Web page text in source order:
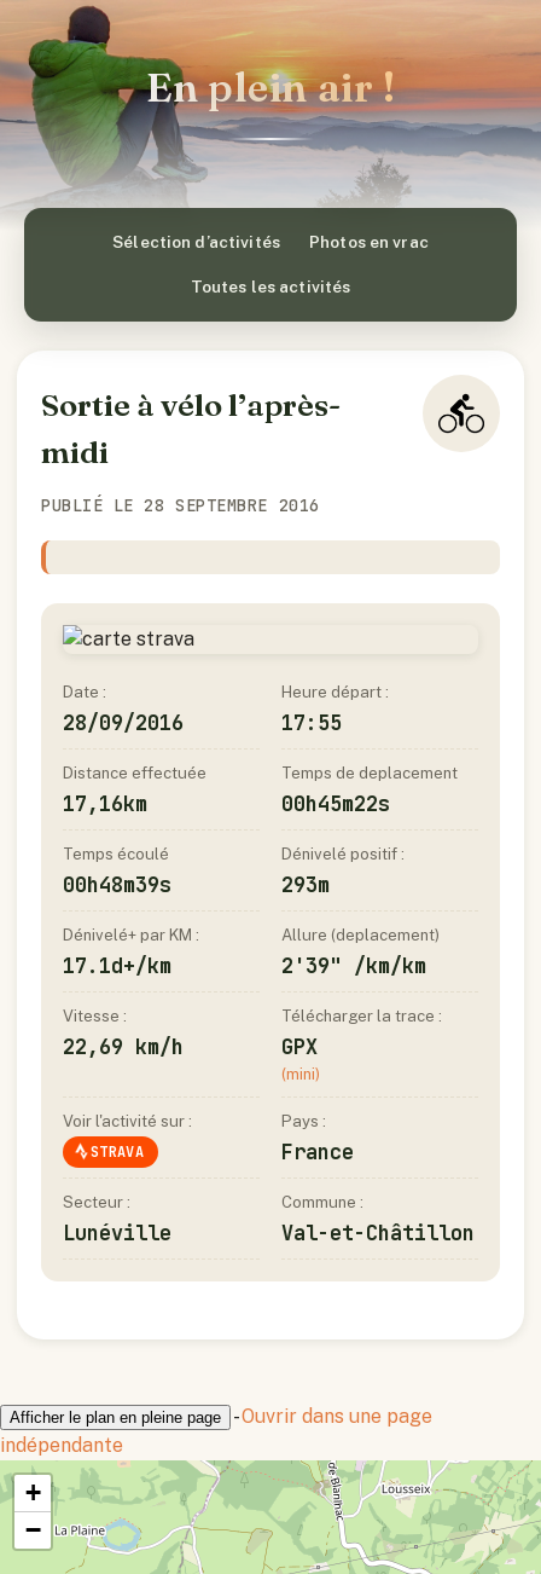
En plein air !
Sélection d’activités Photos en vrac
Toutes les activités
Sortie à vélo l’après-
midi
PUBLIÉ LE 28 SEPTEMBRE 2016
Date :
28/09/2016
Heure départ :
17:55
Distance effectuée
17,16km
Temps de deplacement
00h45m22s
Temps écoulé
00h48m39s
Dénivelé positif :
293m
Dénivelé+ par KM :
17.1d+/km
Allure (deplacement)
2'39" /km/km
Vitesse :
22,69 km/h
Télécharger la trace :
GPX
(mini)
Voir l'activité sur :
STRAVA
Pays :
France
Secteur :
Lunéville
Commune :
Val-et-Châtillon
Afficher le plan en pleine page -Ouvrir dans une page
indépendante